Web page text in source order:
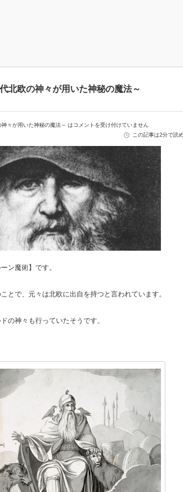
北欧の神々が用いた神秘の魔法～
々が用いた神秘の魔法～ は コメントを受け付けていません
この記事は2分で読
ン魔術】です。
とで、元々は北欧に出自を持つと言われています。
の神々も行っていたそうです。